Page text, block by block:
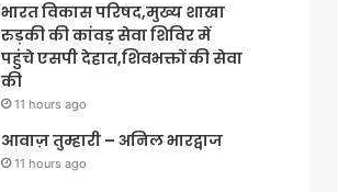
भारत विकास परिषद,मुख्य शाखा
रुड़की की कांवड़ सेवा शिविर में
पहुंचे एसपी देहात,शिवभक्तों की सेवा
की
11 hours ago
आवाज़ तुम्हारी – अनिल भारद्वाज
11 hours ago